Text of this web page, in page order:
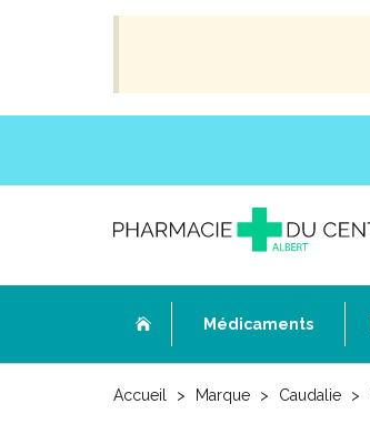
Médicaments
Accueil Marque Caudalie